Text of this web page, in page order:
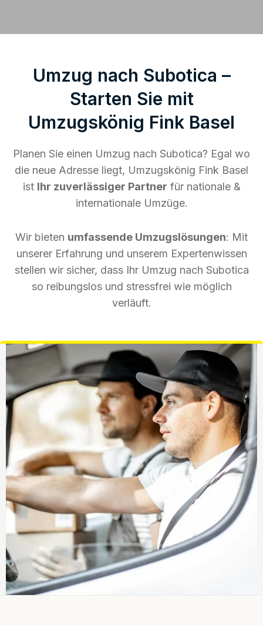
Umzug nach Subotica –
Starten Sie mit
Umzugskönig Fink Basel
Planen Sie einen Umzug nach Subotica? Egal wo
die neue Adresse liegt, Umzugskönig Fink Basel
ist Ihr zuverlässiger Partner für nationale &
internationale Umzüge.
Wir bieten umfassende Umzugslösungen: Mit
unserer Erfahrung und unserem Expertenwissen
stellen wir sicher, dass Ihr Umzug nach Subotica
so reibungslos und stressfrei wie möglich
verläuft.